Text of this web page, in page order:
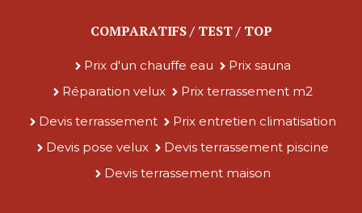
COMPARATIFS / TEST / TOP
Prix d'un chauffe eau
Prix sauna
Réparation velux
Prix terrassement m2
Devis terrassement
Prix entretien climatisation
Devis pose velux
Devis terrassement piscine
Devis terrassement maison